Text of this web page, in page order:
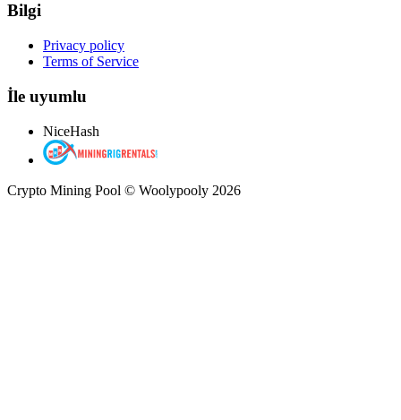
Bilgi
Privacy policy
Terms of Service
İle uyumlu
NiceHash
Crypto Mining Pool © Woolypooly 2026